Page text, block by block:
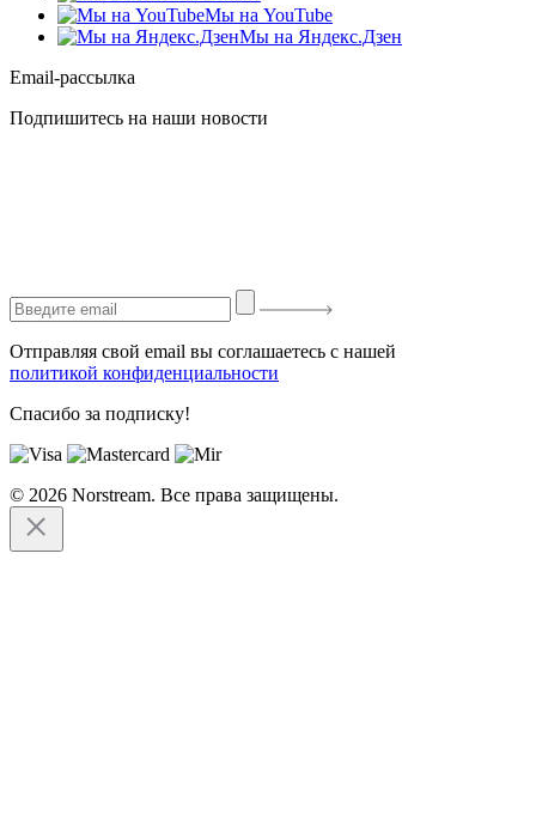
Мы на YouTube
Мы на Яндекс.Дзен
Email-рассылка
Подпишитесь на наши новости
Отправляя свой email вы соглашаетесь с нашей
политикой конфиденциальности
Спасибо за подписку!
© 2026 Norstream. Все права защищены.